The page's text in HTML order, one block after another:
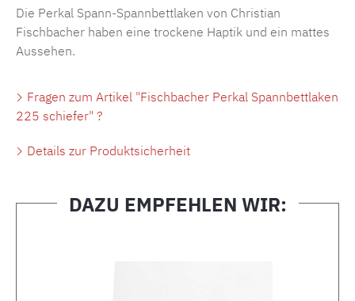
Die Perkal Spann-Spannbettlaken von Christian
Fischbacher haben eine trockene Haptik und ein mattes
Aussehen.
Fragen zum Artikel "Fischbacher Perkal Spannbettlaken
225 schiefer" ?
Details zur Produktsicherheit
DAZU EMPFEHLEN WIR: